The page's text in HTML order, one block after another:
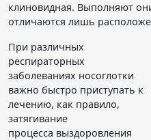
клиновидная. Выполняют
отличаются лишь
При различных
респираторных
заболеваниях носоглотки
важно быстро приступать к
лечению, как правило,
затягивание
процесса выздоровления